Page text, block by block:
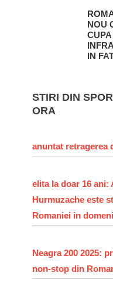
NOU
IN
STIRI DIN
ORA
anuntat retragerea
elita la doar 16 ani:
Hurmuzache este
Romaniei in
Neagra 200 2025:
non-stop din